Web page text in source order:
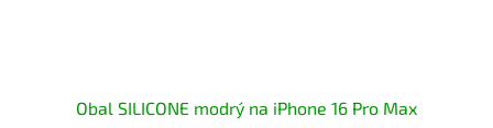
Obal SILICONE modrý na iPhone 16 Pro Max